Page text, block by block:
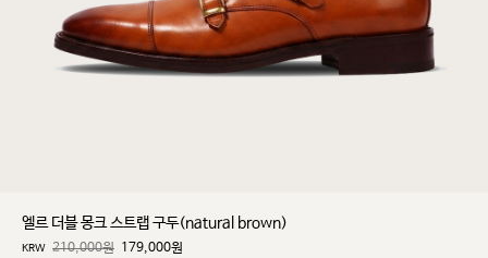
엘르 더블 몽크 스트랩 구두(natural brown)
KRW 210,000원 179,000원